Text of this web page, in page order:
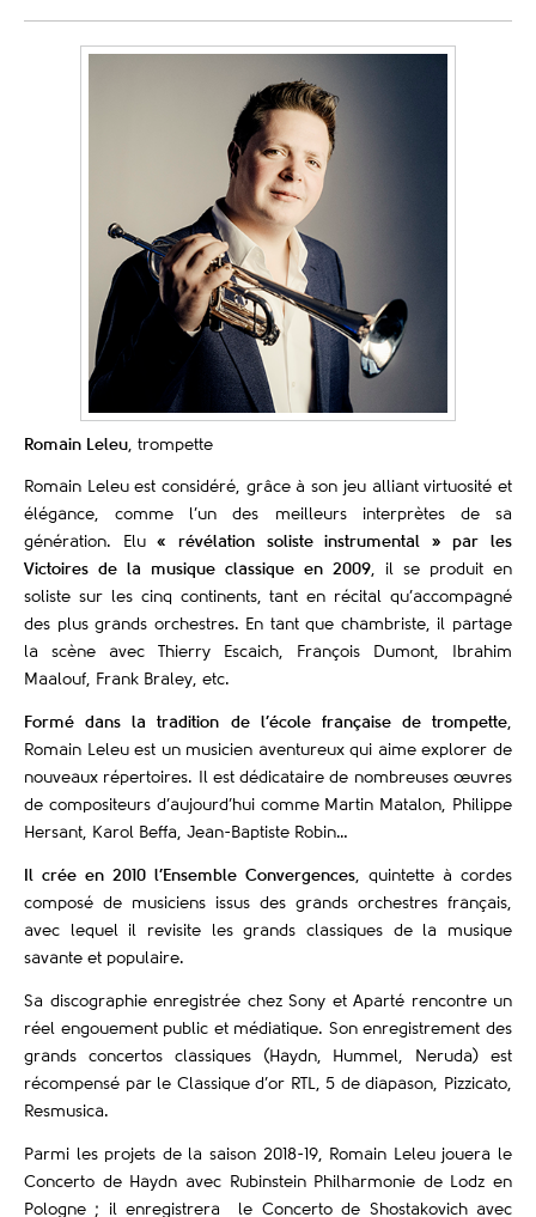
Romain Leleu , trompette
Romain Leleu est considéré, grâce à son jeu alliant virtuosité et
élégance, comme l’un des meilleurs interprètes de sa
génération. Elu« révélation soliste instrumental » par les
Victoires de la musique classique en 2009, il se produit en
soliste sur les cinq continents, tant en récital qu’accompagné
des plus grands orchestres. En tant que chambriste, il partage
la scène avec Thierry Escaich, François Dumont, Ibrahim
Maalouf, Frank Braley, etc.
Formé dans la tradition de l’école française de trompette,
Romain Leleu est un musicien aventureux qui aime explorer de
nouveaux répertoires. Il est dédicataire de nombreuses œuvres
de compositeurs d’aujourd’hui comme Martin Matalon, Philippe
Hersant, Karol Beffa, Jean-Baptiste Robin…
Il crée en 2010 l’Ensemble Convergences, quintette à cordes
composé de musiciens issus des grands orchestres français,
avec lequel il revisite les grands classiques de la musique
savante et populaire.
Sa discographie enregistrée chez Sony et Aparté rencontre un
réel engouement public et médiatique. Son enregistrement des
grands concertos classiques (Haydn, Hummel, Neruda) est
récompensé par le Classique d’or RTL, 5 de diapason, Pizzicato,
Resmusica.
Parmi les projets de la saison 2018-19, Romain Leleu jouera le
Concerto de Haydn avec Rubinstein Philharmonie de Lodz en
Pologne ; il enregistrera le Concerto de Shostakovich avec